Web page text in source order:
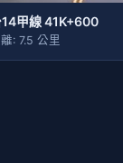
甲線 41K+600
: 7.5 公里